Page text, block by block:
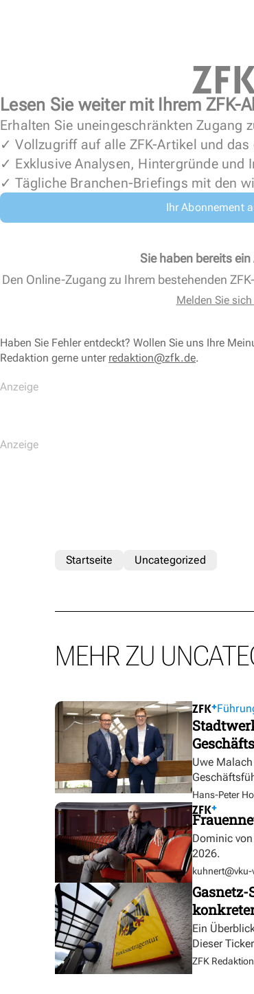
Lesen Sie weiter mit Ihrem ZFK-
Erhalten Sie uneingeschränkten Zugang
✓ Vollzugriff auf alle ZFK-Artikel und das
✓ Exklusive Analysen, Hintergründe und
✓ Tägliche Branchen-Briefings mit den
Ihr Abonnement
Sie haben bereits
Den Online-Zugang zu Ihrem bestehenden
Melden Sie
Haben Sie Fehler entdeckt? Wollen Sie uns Ihre
Redaktion gerne unter redaktion@zfk.de.
Startseite Uncategorized
MEHR ZU
Uwe
Hans-Peter
Dominic
2026.
Ein
Dieser
ZFK Redaktion